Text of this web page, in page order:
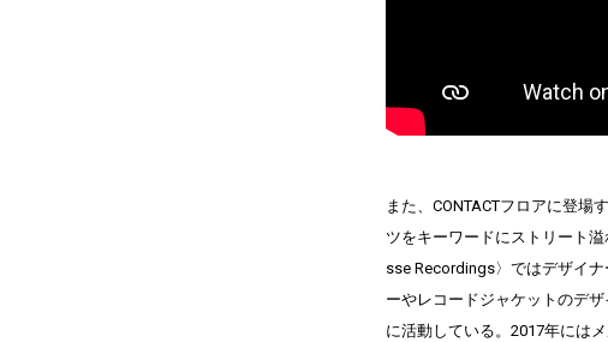
また、CONTACTフロアに登
ツをキーワードにストリート
sse Recordings〉ではデザイ
ーやレコードジ ャケットのデ
に活動している。2017年には